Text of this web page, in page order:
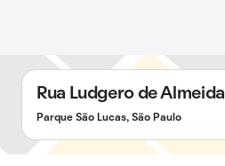
Rua Ludgero de Almeida
Parque São Lucas, São Paulo